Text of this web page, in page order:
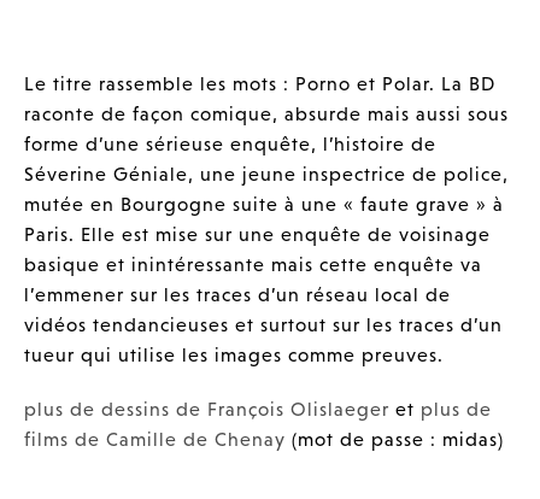
Le titre rassemble les mots : Porno et Polar. La BD
raconte de façon comique, absurde mais aussi sous
forme d’une sérieuse enquête, l’histoire de
Séverine Géniale, une jeune inspectrice de police,
mutée en Bourgogne suite à une « faute grave » à
Paris. Elle est mise sur une enquête de voisinage
basique et inintéressante mais cette enquête va
l’emmener sur les traces d’un réseau local de
vidéos tendancieuses et surtout sur les traces d’un
tueur qui utilise les images comme preuves.
plus de dessins de François Olislaeger et plus de
films de Camille de Chenay (mot de passe : midas)